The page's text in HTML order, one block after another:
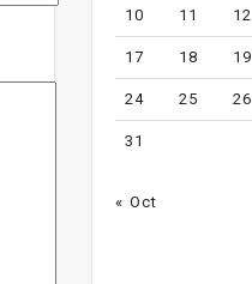
10 11 12
17 18 19
24 25 26
31
« Oct